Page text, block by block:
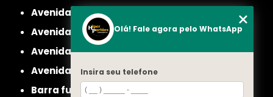
avenida deputado emilio carlos
avenida engenheiro caetano alvares
avenida imirin
avenida inajar de souza
barra funda
Olá! Fale agora pelo WhatsApp
Insira seu telefone